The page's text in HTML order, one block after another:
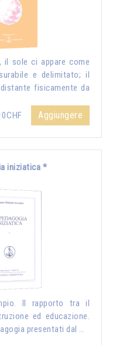
il sole ci appare come
e delimitato; il
fisicamente da
Aggiungere
iniziatica *
Il rapporto tra il
ed educazione.
presentati dal …